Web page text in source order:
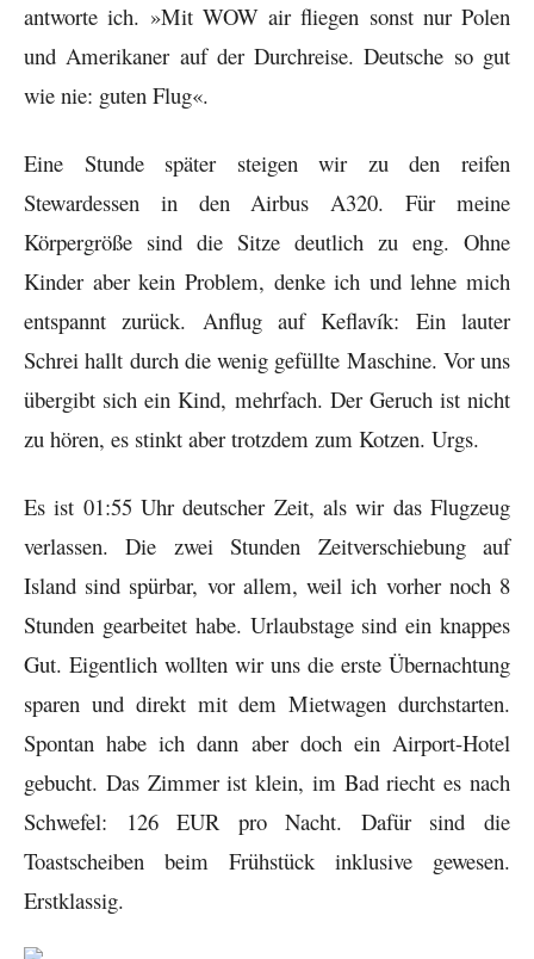
antworte ich. »Mit WOW air fliegen sonst nur Polen
und Amerikaner auf der Durchreise. Deutsche so gut
wie nie: guten Flug«.
Eine Stunde später steigen wir zu den reifen
Stewardessen in den Airbus A320. Für meine
Körpergröße sind die Sitze deutlich zu eng. Ohne
Kinder aber kein Problem, denke ich und lehne mich
entspannt zurück. Anflug auf Keflavík: Ein lauter
Schrei hallt durch die wenig gefüllte Maschine. Vor uns
übergibt sich ein Kind, mehrfach. Der Geruch ist nicht
zu hören, es stinkt aber trotzdem zum Kotzen. Urgs.
Es ist 01:55 Uhr deutscher Zeit, als wir das Flugzeug
verlassen. Die zwei Stunden Zeitverschiebung auf
Island sind spürbar, vor allem, weil ich vorher noch 8
Stunden gearbeitet habe. Urlaubstage sind ein knappes
Gut. Eigentlich wollten wir uns die erste Übernachtung
sparen und direkt mit dem Mietwagen durchstarten.
Spontan habe ich dann aber doch ein Airport-Hotel
gebucht. Das Zimmer ist klein, im Bad riecht es nach
Schwefel: 126 EUR pro Nacht. Dafür sind die
Toastscheiben beim Frühstück inklusive gewesen.
Erstklassig.